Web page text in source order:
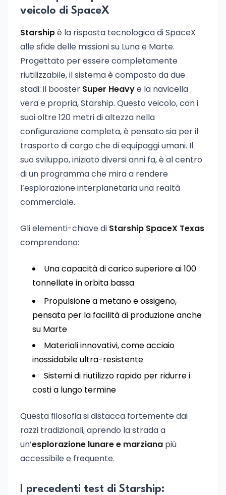
veicolo di SpaceX
Starshipè la risposta tecnologica di SpaceX
alle sfide delle missioni su Luna e Marte.
Progettato per essere completamente
riutilizzabile, il sistema è composto da due
stadi: il booster Super Heavye la navicella
vera e propria, Starship. Questo veicolo, con i
suoi oltre 120 metri di altezza nella
configurazione completa, è pensato sia per il
trasporto di cargo che di equipaggi umani. Il
suo sviluppo, iniziato diversi anni fa, è al centro
di un programma che mira a rendere
l’esplorazione interplanetaria una realtà
commerciale.
Gli elementi-chiave di Starship SpaceX Texas
comprendono:
Una capacità di carico superiore ai 100
tonnellate in orbita bassa
Propulsione a metano e ossigeno,
pensata per la facilità di produzione anche
su Marte
Materiali innovativi, come acciaio
inossidabile ultra-resistente
Sistemi di riutilizzo rapido per ridurre i
costi a lungo termine
Questa filosofia si distacca fortemente dai
razzi tradizionali, aprendo la strada a
un’esplorazione lunare e marziana più
accessibile e frequente.
I precedenti test di Starship: